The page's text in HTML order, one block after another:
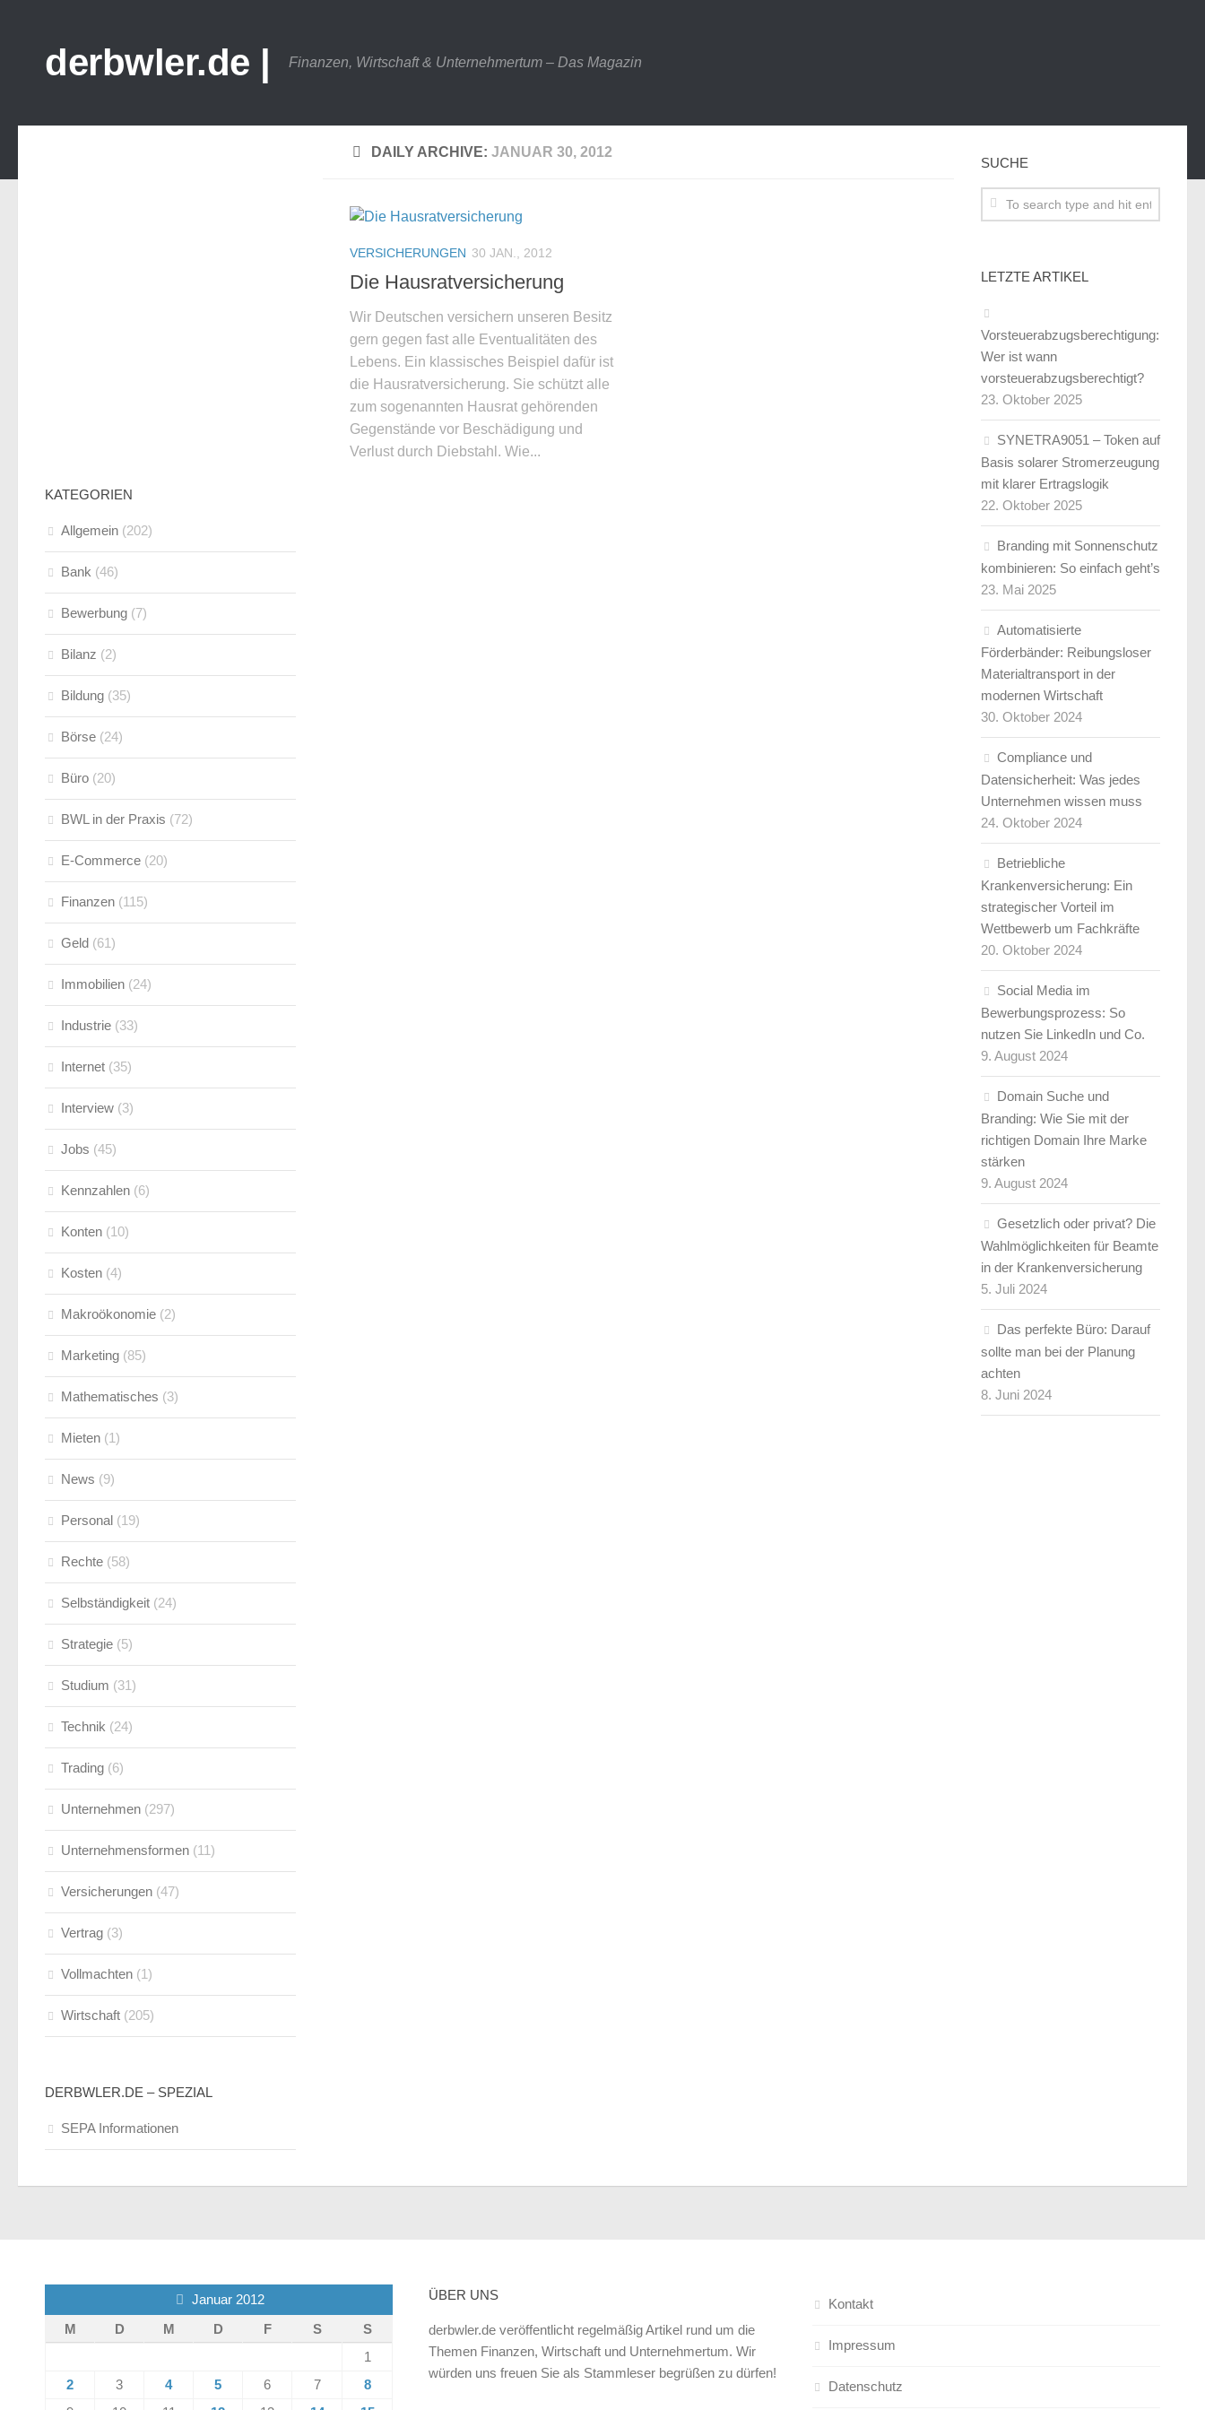
derbwler.de | Finanzen, Wirtschaft & Unternehmertum – Das Magazin
DAILY ARCHIVE: JANUAR 30, 2012
VERSICHERUNGEN 30 JAN., 2012
Die Hausratversicherung
Wir Deutschen versichern unseren Besitz
gern gegen fast alle Eventualitäten des
Lebens. Ein klassisches Beispiel dafür ist
die Hausratversicherung. Sie schützt alle
zum sogenannten Hausrat gehörenden
Gegenstände vor Beschädigung und
Verlust durch Diebstahl. Wie...
KATEGORIEN
Allgemein (202)
Bank (46)
Bewerbung (7)
Bilanz (2)
Bildung (35)
Börse (24)
Büro (20)
BWL in der Praxis (72)
E-Commerce (20)
Finanzen (115)
Geld (61)
Immobilien (24)
Industrie (33)
Internet (35)
Interview (3)
Jobs (45)
Kennzahlen (6)
Konten (10)
Kosten (4)
Makroökonomie (2)
Marketing (85)
Mathematisches (3)
Mieten (1)
News (9)
Personal (19)
Rechte (58)
Selbständigkeit (24)
Strategie (5)
Studium (31)
Technik (24)
Trading (6)
Unternehmen (297)
Unternehmensformen (11)
Versicherungen (47)
Vertrag (3)
Vollmachten (1)
Wirtschaft (205)
DERBWLER.DE – SPEZIAL
SEPA Informationen
SUCHE
LETZTE ARTIKEL
Vorsteuerabzugsberechtigung:
Wer ist wann
vorsteuerabzugsberechtigt?
23. Oktober 2025
SYNETRA9051 – Token auf
Basis solarer Stromerzeugung
mit klarer Ertragslogik
22. Oktober 2025
Branding mit Sonnenschutz
kombinieren: So einfach geht’s
23. Mai 2025
Automatisierte
Förderbänder: Reibungsloser
Materialtransport in der
modernen Wirtschaft
30. Oktober 2024
Compliance und
Datensicherheit: Was jedes
Unternehmen wissen muss
24. Oktober 2024
Betriebliche
Krankenversicherung: Ein
strategischer Vorteil im
Wettbewerb um Fachkräfte
20. Oktober 2024
Social Media im
Bewerbungsprozess: So
nutzen Sie LinkedIn und Co.
9. August 2024
Domain Suche und
Branding: Wie Sie mit der
richtigen Domain Ihre Marke
stärken
9. August 2024
Gesetzlich oder privat? Die
Wahlmöglichkeiten für Beamte
in der Krankenversicherung
5. Juli 2024
Das perfekte Büro: Darauf
sollte man bei der Planung
achten
8. Juni 2024
Januar 2012
M
D M D F S
S
1
2
3 4 5 6 7
8
ÜBER UNS
derbwler.de veröffentlicht regelmäßig Artikel rund um die
Themen Finanzen, Wirtschaft und Unternehmertum. Wir
würden uns freuen Sie als Stammleser begrüßen zu dürfen!
Kontakt
Impressum
Datenschutz